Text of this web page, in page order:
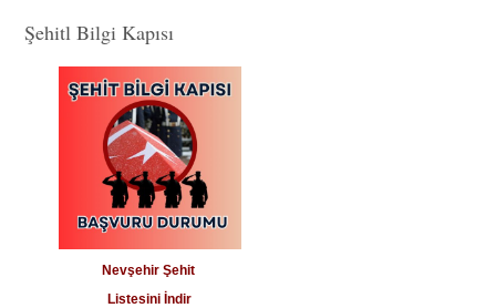
Şehitl Bilgi Kapısı
Nevşehir Şehit
Listesini İndir